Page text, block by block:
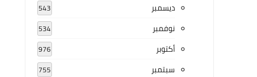
ديسمبر 543
نوفمبر 534
أكتوبر 976
سبتمبر 755